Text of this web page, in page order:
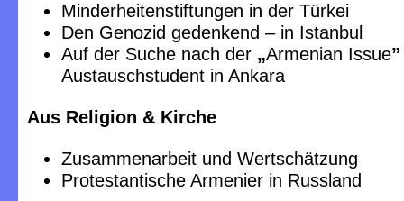
Minderheitenstiftungen in der Türkei
Den Genozid gedenkend – in Istanbul
Auf der Suche nach der „Armenian Issue”
Austauschstudent in Ankara
Aus Religion & Kirche
Zusammenarbeit und Wertschätzung
Protestantische Armenier in Russland